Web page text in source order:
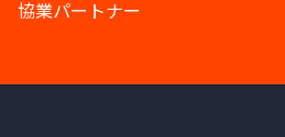
協業パートナー